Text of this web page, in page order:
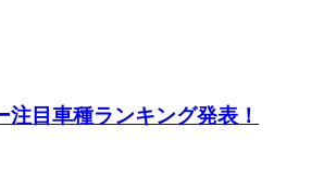
注目車種ランキング発表！